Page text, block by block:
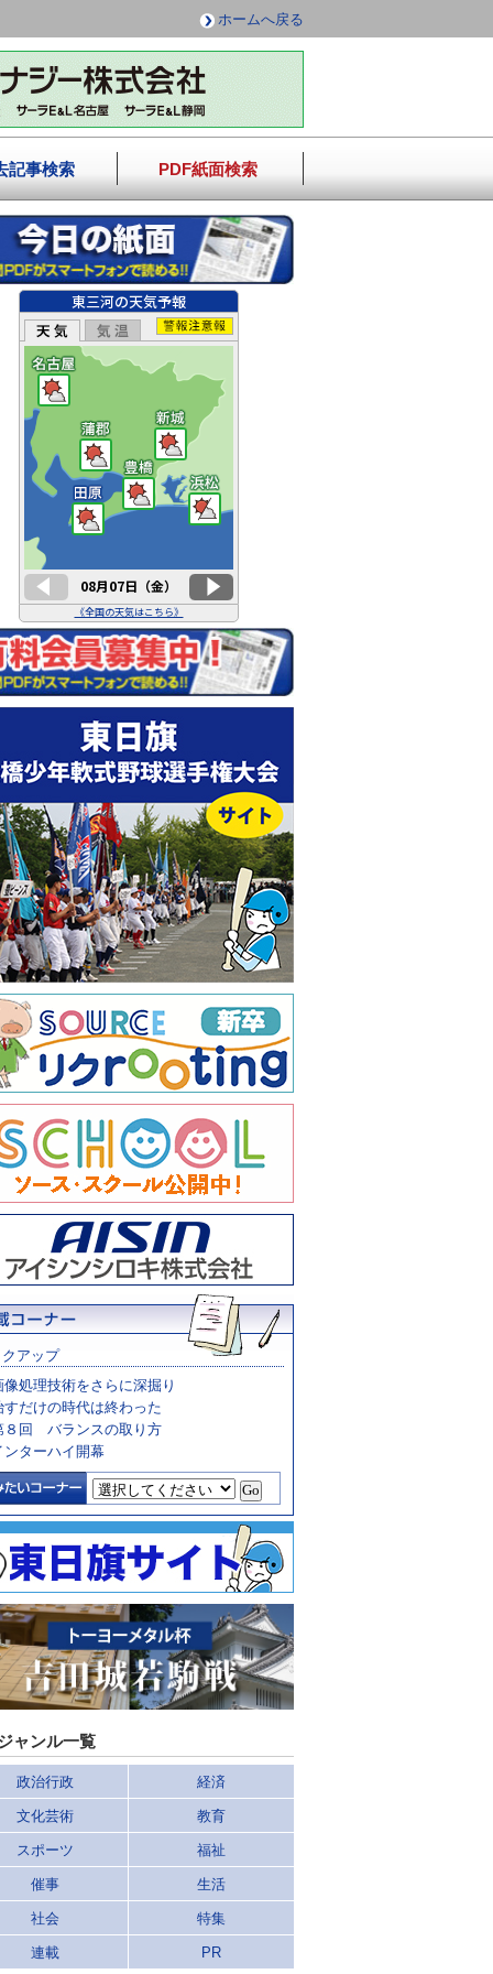
ホームへ戻る
記事検索 PDF紙面検索
アップ
像処理技術をさらに深掘り
すだけの時代は終わった
８回 バランスの取り方
ンターハイ開幕
ャンル一覧
政治行政 経済
文化芸術 教育
スポーツ 福祉
催事 生活
社会 特集
連載 PR